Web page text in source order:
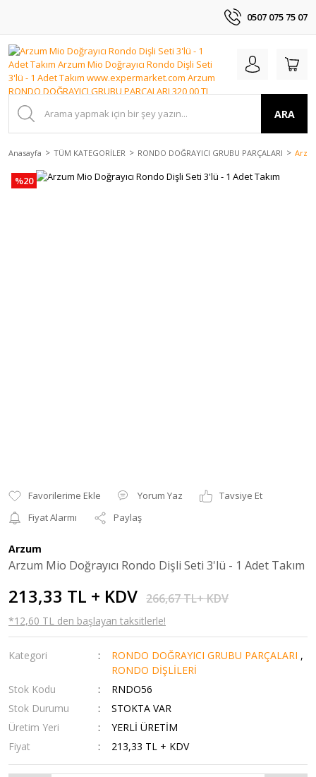
0507 075 75 07
ARA
Anasayfa TÜM KATEGORİLER RONDO DOĞRAYICI GRUBU PARÇALARI
%20
Yorum Yaz
Tavsiye Et
Fiyat Alarmı
Paylaş
Arzum
Arzum Mio Doğrayıcı Rondo Dişli Seti 3'lü - 1 Adet Takım
213,33 TL + KDV 266,67 TL+ KDV
*12,60 TL den başlayan taksitlerle!
Kategori RONDO DOĞRAYICI GRUBU PARÇALARI ,
RONDO DİŞLİLERİ
Stok Kodu
RNDO56
Stok Durumu
STOKTA VAR
Üretim Yeri
YERLİ ÜRETİM
Fiyat
213,33 TL + KDV